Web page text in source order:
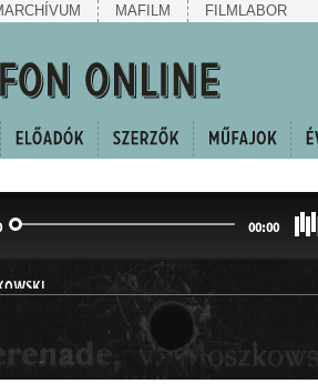
MAFILM FILMLABOR
00:00